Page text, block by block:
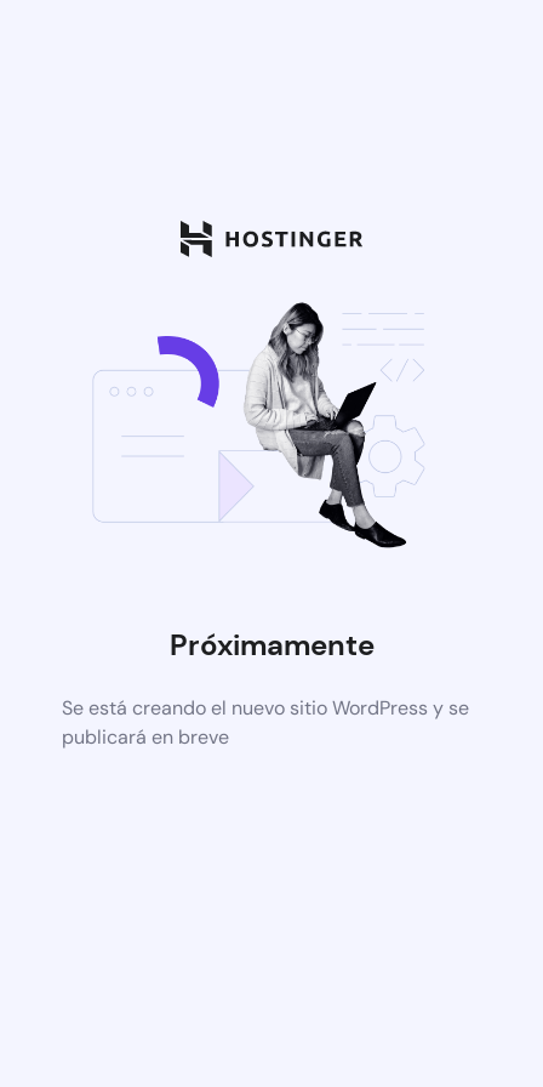
Próximamente
Se está creando el nuevo sitio WordPress y se
publicará en breve